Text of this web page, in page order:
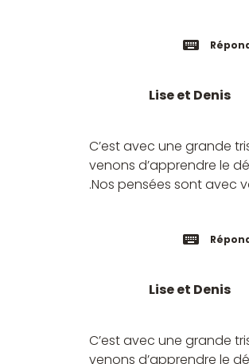
Lise et Denis
C’est avec une grande
venons d’apprendre le
.Nos pensées sont avec
Lise et Denis
C’est avec une grande
venons d’apprendre le